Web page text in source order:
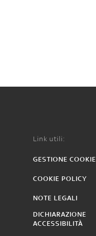
Link utili:
GESTIONE COOKIE
COOKIE POLICY
NOTE LEGALI
DICHIARAZIONE
ACCESSIBILITÀ